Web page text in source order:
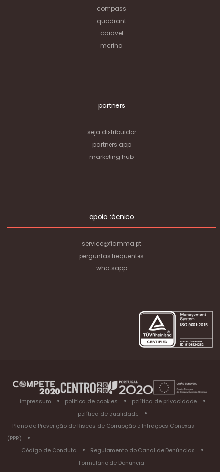
compass
quadrant
caravel
marina
partners
seja distribuidor
partners app
marketing hub
apoio técnico
service@fiamma.pt
perguntas frequentes
whatsapp
impressum política de cookies
política de privacidade
política de qualidade
Plano de Prevenção de Riscos de Corrupção e Infrações Conexas
(PPR)
Código de Conduta
Regulamento do Canal de Denúncias
Formulário de Denúncia